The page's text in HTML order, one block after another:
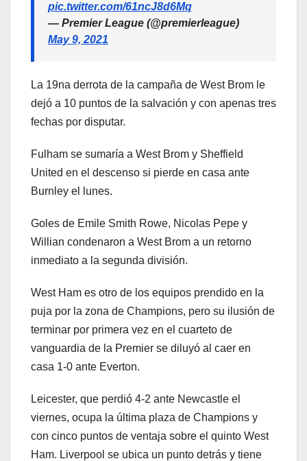
pic.twitter.com/61ncJ8d6Mq
— Premier League (@premierleague)
May 9, 2021
La 19na derrota de la campaña de West Brom le
dejó a 10 puntos de la salvación y con apenas tres
fechas por disputar.
Fulham se sumaría a West Brom y Sheffield
United en el descenso si pierde en casa ante
Burnley el lunes.
Goles de Emile Smith Rowe, Nicolas Pepe y
Willian condenaron a West Brom a un retorno
inmediato a la segunda división.
West Ham es otro de los equipos prendido en la
puja por la zona de Champions, pero su ilusión de
terminar por primera vez en el cuarteto de
vanguardia de la Premier se diluyó al caer en
casa 1-0 ante Everton.
Leicester, que perdió 4-2 ante Newcastle el
viernes, ocupa la última plaza de Champions y
con cinco puntos de ventaja sobre el quinto West
Ham. Liverpool se ubica un punto detrás y tiene